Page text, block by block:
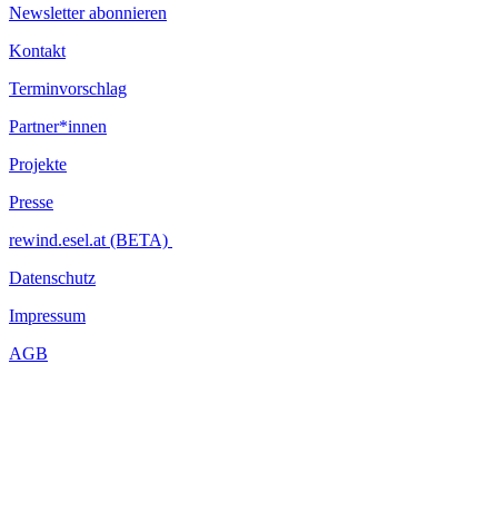
Newsletter abonnieren
Kontakt
Terminvorschlag
Partner*innen
Projekte
Presse
rewind.esel.at (BETA)
Datenschutz
Impressum
AGB